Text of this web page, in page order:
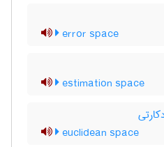
error space
estimation space
euclidean space